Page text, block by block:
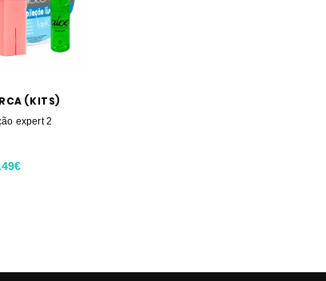
(KITS)
expert 2